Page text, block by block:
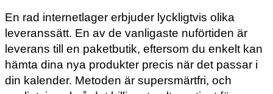
En rad internetlager erbjuder lyckligtvis olika
leveranssätt. En av de vanligaste nuförtiden är
leverans till en paketbutik, eftersom du enkelt kan
hämta dina nya produkter precis när det passar i
din kalender. Metoden är supersmärtfri, och